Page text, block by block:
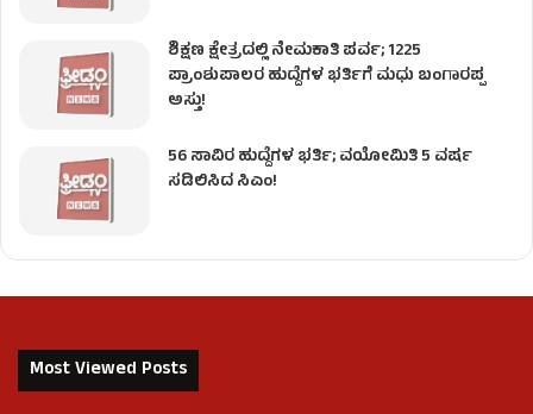
ಶಿಕ್ಷಣ ಕ್ಷೇತ್ರದಲ್ಲಿ ನೇಮಕಾತಿ ಪರ್ವ; 1225
ಪ್ರಾಂಶುಪಾಲರ ಹುದ್ದೆಗಳ ಭರ್ತಿಗೆ ಮಧು ಬಂಗಾರಪ್ಪ
ಅಸ್ತು!
56 ಸಾವಿರ ಹುದ್ದೆಗಳ ಭರ್ತಿ; ವಯೋಮಿತಿ 5 ವರ್ಷ
ಸಡಿಲಿಸಿದ ಸಿಎಂ!
Most Viewed Posts